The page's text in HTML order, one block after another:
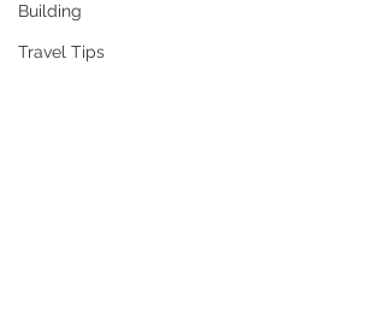
Building
Travel Tips